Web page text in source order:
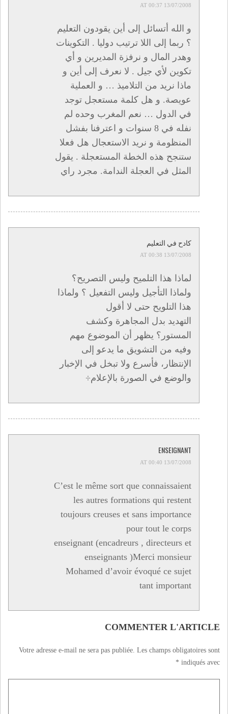
13/07/2008 AT 00:37
و الله أتسائل إلى أين يقودون التعليم
؟ ربما إلى اللا ترتيب دوليا . التكوينات
وهدر المال و نرفزة المديرين و أي
تكوين لأي جيل . لا نعرف إلى أين و
ماذا نريد من التلاميذ … و العملية
عويصة. و هل كلمة مستعجل توجد
في الدول … نعم المغرب وحده لم
نفله في 8 سنوات و اعترفنا بفشل
المنظومة و نريد الاستعجال هل فعلا
ستنجح هذه الخطة المستعجلة . يقول
المثل في العجلة الندامة. مجرد راي
كادح في التعليم
13/07/2008 AT 00:38
لماذا هذا التلميح وليس التصريح؟
ولماذا التأجيل وليس التفعيل ؟ ولماذا
هذا التلويح حتى لا أقول
التهديد بدل المجاهرة وكشف
المستور؟ يظهر أن الموضوع مهم
وفيه من التشويق ما يدعو إلى
الإنتظار، فأسرع ولا تبخل في الإخبار
والوضع في الصورة بالإعلام÷
ENSEIGNANT
13/07/2008 AT 00:40
C’est le même sort que connaissaient
les autres formations qui restent
toujours creuses et sans importance
pour tout le corps
enseignant (encadreurs , directeurs et
enseignants )Merci monsieur
Mohamed d’avoir évoqué ce sujet
tant important
COMMENTER L'ARTICLE
Votre adresse e-mail ne sera pas publiée. Les champs obligatoires sont
indiqués avec
*